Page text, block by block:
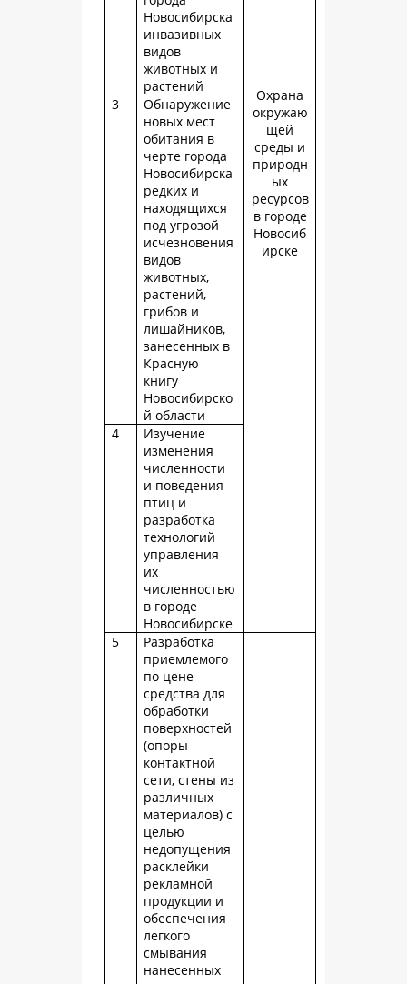
Охрана
окружаю
щей
среды и
природн
ых
ресурсов
в городе
Новосиб
ирске
Новосибирска
инвазивных
видов
животных и
растений
3
Обнаружение
новых мест
обитания в
черте города
Новосибирска
редких и
находящихся
под угрозой
исчезновения
видов
животных,
растений,
грибов и
лишайников,
занесенных в
Красную
книгу
Новосибирско
й области
4
Изучение
изменения
численности
и поведения
птиц и
разработка
технологий
управления
их
численностью
в городе
Новосибирске
5
Разработка
приемлемого
по цене
средства для
обработки
поверхностей
(опоры
контактной
сети, стены из
различных
материалов) с
целью
недопущения
расклейки
рекламной
продукции и
обеспечения
легкого
смывания
нанесенных